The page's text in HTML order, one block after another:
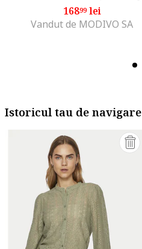
16899lei
Vandut de MODIVO SA
Istoricul tau de navigare